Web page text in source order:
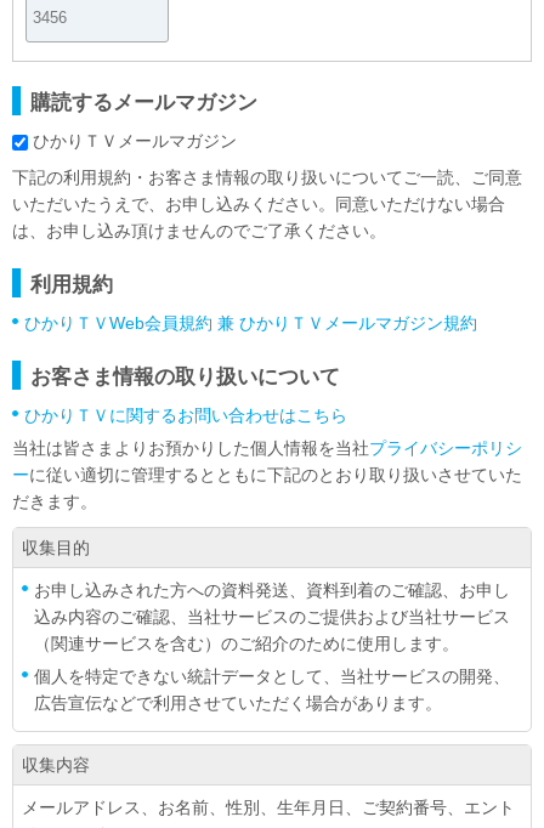
購読するメールマガジン
ひかりＴＶメールマガジン
下記の利用規約・お客さま情報の取り扱いについてご一読、ご同意
いただいたうえで、お申し込みください。同意いただけない場合
は、お申し込み頂けませんのでご了承ください。
利用規約
ひかりＴＶWeb会員規約 兼 ひかりＴＶメールマガジン規約
お客さま情報の取り扱いについて
ひかりＴＶに関するお問い合わせはこちら
当社は皆さまよりお預かりした個人情報を当社プライバシーポリシ
ーに従い適切に管理するとともに下記のとおり取り扱いさせていた
だきます。
収集目的
お申し込みされた方への資料発送、資料到着のご確認、お申し
込み内容のご確認、当社サービスのご提供および当社サービス
（関連サービスを含む）のご紹介のために使用します。
個人を特定できない統計データとして、当社サービスの開発、
広告宣伝などで利用させていただく場合があります。
収集内容
メールアドレス、お名前、性別、生年月日、ご契約番号、エント